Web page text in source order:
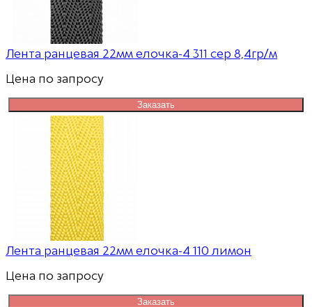
Лента ранцевая 22мм елочка-4 311 сер 8,4гр/м
Цена по запросу
Заказать
Лента ранцевая 22мм елочка-4 110 лимон
Цена по запросу
Заказать